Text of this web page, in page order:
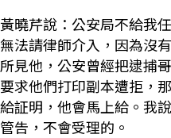
黃曉芹說：公安局不給我
無法請律師介入，因為沒
所見他，公安曾經把逮捕
要求他們打印副本遭拒，
給証明，他會馬上給。我
管告，不會受理的。